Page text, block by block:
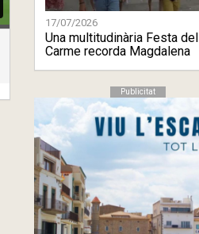
17/07/2026
Una multitudinària Festa del
Carme recorda Magdalena
Publicitat